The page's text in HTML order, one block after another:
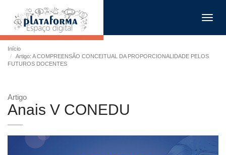
Início
Artigo: A COMPREENSÃO CONCEITUAL DA PROPORCIONALIDADE PELOS
FUTUROS DOCENTES
Artigo
Anais V CONEDU